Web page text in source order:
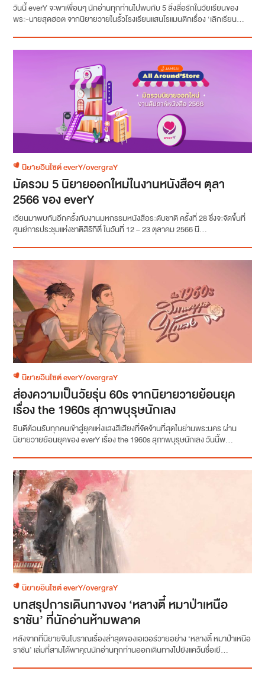
วันนี้ everY จะพาเพื่อนๆ นักอ่านทุกท่านไปพบกับ 5 สิ่งสื่อรักในวัยเรียนของ
พระ-นายสุดฮอต จากนิยายวายในรั้วโรงเรียนแสนโรแมนติกเรื่อง ‘เลิกเรียน...
นิยายอินไซต์ everY/overgraY
มัดรวม 5 นิยายออกใหม่ในงานหนังสือฯ ตุลา
2566 ของ everY
เวียนมาพบกันอีกครั้งกับงานมหกรรมหนังสือระดับชาติ ครั้งที่ 28 ซึ่งจะจัดขึ้นที่
ศูนย์การประชุมแห่งชาติสิริกิติ์ ในวันที่ 12 – 23 ตุลาคม 2566 นี...
นิยายอินไซต์ everY/overgraY
ส่องความเป็นวัยรุ่น 60s จากนิยายวายย้อนยุค
เรื่อง the 1960s สุภาพบุรุษนักเลง
ยินดีต้อนรับทุกคนเข้าสู่ยุคแห่งแสงสีเสียงที่จัดจ้านที่สุดในย่านพระนคร ผ่าน
นิยายวายย้อนยุคของ everY เรื่อง the 1960s สุภาพบุรุษนักเลง วันนี้พ...
นิยายอินไซต์ everY/overgraY
บทสรุปการเดินทางของ ‘หลางตี๋ หมาป่าเหนือ
ราชัน’ ที่นักอ่านห้ามพลาด
หลังจากที่นิยายจีนโบราณเรื่องล่าสุดของเอเวอร์วายอย่าง ‘หลางตี๋ หมาป่าเหนือ
ราชัน’ เล่มที่สามได้พาคุณนักอ่านทุกท่านออกเดินทางไปยังแคว้นชื่อเยี...